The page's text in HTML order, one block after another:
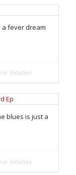
a fever dream
detalles
blues is just a
detalles